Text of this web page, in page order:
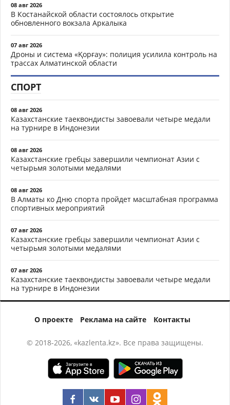
08 авг 2026
В Костанайской области состоялось открытие
обновленного вокзала Аркалыка
07 авг 2026
Дроны и система «Қорғау»: полиция усилила контроль на
трассах Алматинской области
СПОРТ
08 авг 2026
Казахстанские таеквондисты завоевали четыре медали
на турнире в Индонезии
08 авг 2026
Казахстанские гребцы завершили чемпионат Азии с
четырьмя золотыми медалями
08 авг 2026
В Алматы ко Дню спорта пройдет масштабная программа
спортивных мероприятий
07 авг 2026
Казахстанские гребцы завершили чемпионат Азии с
четырьмя золотыми медалями
07 авг 2026
Казахстанские таеквондисты завоевали четыре медали
на турнире в Индонезии
О проекте Реклама на сайте Контакты
© 2018-2026, «kazlenta.kz». Все права защищены.